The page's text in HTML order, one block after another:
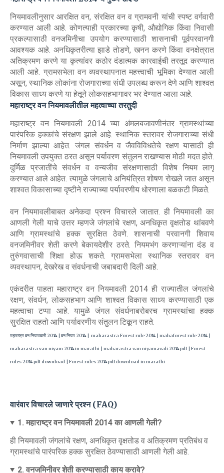
नियमावलीनुसार आरक्षित वन, संरक्षित वन व ग्रामवनी यांची स्पष्ट वर्गवारी
करण्यात आली आहे. कोणत्याही प्रकारच्या कृषी, औद्योगिक किंवा निवासी
प्रकल्पासाठी वनजमिनीचा उपयोग करण्यासाठी शासनाची पूर्वपरवानगी
आवश्यक आहे. अनधिकृतरीत्या झाडे तोडणे, खनन करणे किंवा वनक्षेत्रात
अतिक्रमण करणे या कृत्यांवर कठोर दंडात्मक कारवाईची तरतूद करण्यात
आली आहे. ग्रामसभेला वन व्यवस्थापनात महत्त्वाची भूमिका देण्यात आली
असून, स्थानिक लोकांना रोजगाराच्या संधी उपलब्ध करून देणे आणि शाश्वत
विकास साध्य करणे या हेतूने लोकसहभागावर भर देण्यात आला आहे.
महाराष्ट्र वन नियमावलीतील महत्वाच्या तरतुदी
महाराष्ट्र वन नियमावली 2014 च्या अंमलबजावणीनंतर ग्रामस्थांच्या
पारंपरिक हक्कांचे संरक्षण झाले आहे. स्थानिक स्तरावर रोजगाराच्या संधी
निर्माण झाल्या आहेत. जंगल संवर्धन व जैवविविधतेचे रक्षण यासाठी ही
नियमावली उपयुक्त ठरत असून पर्यावरण संतुलन राखण्यास मोठी मदत होते.
दुर्मिळ प्रजातींचे संवर्धन व वन्यजीव संरक्षणासाठी विशेष नियम लागू
करण्यात आले आहेत. त्यामुळे जंगलाचे अनियंत्रित शोषण रोखले जात असून
शाश्वत विकासाच्या दृष्टीने राज्याच्या पर्यावरणीय धोरणाला बळकटी मिळते.
वन नियमावलीबाबत अनेकदा प्रश्न विचारले जातात. ही नियमावली का
आणली गेली याचे उत्तर म्हणजे जंगलांचे रक्षण, अनधिकृत वृक्षतोड थांबवणे
आणि ग्रामस्थांचे हक्क सुरक्षित ठेवणे. शासनाची परवानगी शिवाय
वनजमिनीवर शेती करणे बेकायदेशीर ठरते. नियमभंग करणाऱ्यांना दंड व
तुरुंगवासाची शिक्षा होऊ शकते. ग्रामसभेला स्थानिक स्तरावर वन
व्यवस्थापन, देखरेख व संवर्धनाची जबाबदारी दिली आहे.
एकंदरीत पाहता महाराष्ट्र वन नियमावली 2014 ही राज्यातील जंगलांचे
रक्षण, संवर्धन, लोकसहभाग आणि शाश्वत विकास साध्य करण्यासाठी एक
महत्वाचा टप्पा आहे. यामुळे जंगल संवर्धनाबरोबरच ग्रामस्थांचा हक्क
सुरक्षित राहतो आणि पर्यावरणीय संतुलन टिकून राहते.
महाराष्ट्र वन नियमावली 2014 | वन नियम 2014 | maharastra Forest rule 2014 | mahaforest rule 2014 |
maharastra van niyam 2014 in marathi | maharastra van niyamavali 2014 pdf | Forest
rules 2014 pdf download | Forest rules 2014 pdf download in marathi
वारंवार विचारले जाणारे प्रश्न (FAQ)
1. महाराष्ट्र वन नियमावली 2014 का आणली गेली?
ही नियमावली जंगलांचे रक्षण, अनधिकृत वृक्षतोड व अतिक्रमण प्रतिबंध व
ग्रामस्थांचे पारंपरिक हक्क सुरक्षित ठेवण्यासाठी आणली गेली आहे.
2. वनजमिनीवर शेती करण्यासाठी काय करावे?